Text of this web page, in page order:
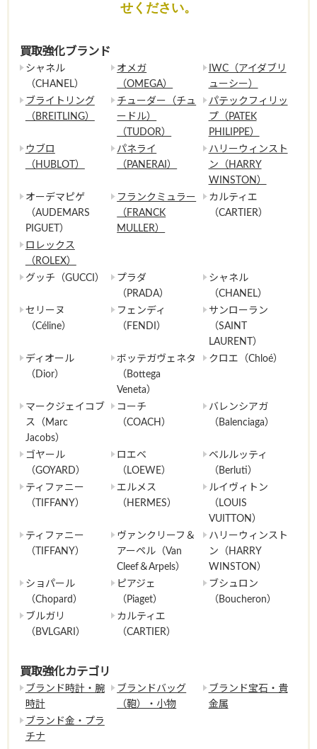
せください。
買取強化ブランド
シャネル
（CHANEL）
オメガ
（OMEGA）
IWC（アイダブリ
ューシー）
ブライトリング
（BREITLING）
チューダー（チュ
ードル）
（TUDOR）
パテックフィリッ
プ（PATEK
PHILIPPE）
ウブロ
（HUBLOT）
パネライ
（PANERAI）
ハリーウィンスト
ン（HARRY
WINSTON）
オーデマピゲ
（AUDEMARS
PIGUET）
フランクミュラー
（FRANCK
MULLER）
カルティエ
（CARTIER）
ロレックス
（ROLEX）
グッチ（GUCCI）
プラダ
（PRADA）
シャネル
（CHANEL）
セリーヌ
（Céline）
フェンディ
（FENDI）
サンローラン
（SAINT
LAURENT）
ディオール
（Dior）
ボッテガヴェネタ
（Bottega
Veneta）
クロエ（Chloé）
マークジェイコブ
ス（Marc
Jacobs）
コーチ
（COACH）
バレンシアガ
（Balenciaga）
ゴヤール
（GOYARD）
ロエベ
（LOEWE）
ベルルッティ
（Berluti）
ティファニー
（TIFFANY）
エルメス
（HERMES）
ルイヴィトン
（LOUIS
VUITTON）
ティファニー
（TIFFANY）
ヴァンクリーフ＆
アーペル（Van
Cleef＆Arpels）
ハリーウィンスト
ン（HARRY
WINSTON）
ショパール
（Chopard）
ピアジェ
（Piaget）
ブシュロン
（Boucheron）
ブルガリ
（BVLGARI）
カルティエ
（CARTIER）
買取強化カテゴリ
ブランド時計・腕
時計
ブランドバッグ
（鞄）・小物
ブランド宝石・貴
金属
ブランド金・プラ
チナ